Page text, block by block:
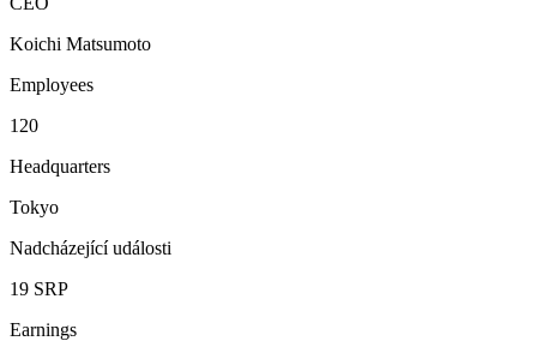
Koichi Matsumoto
Employees
120
Headquarters
Tokyo
Nadcházející události
19 SRP
Earnings